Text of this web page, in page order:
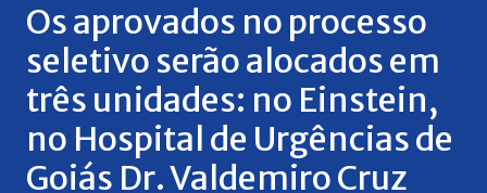
Os aprovados no processo
seletivo serão alocados em
três unidades: no Einstein,
no Hospital de Urgências de
Goiás Dr. Valdemiro Cruz